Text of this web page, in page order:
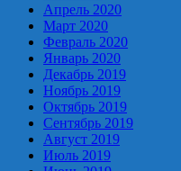
Апрель 2020
Март 2020
Февраль 2020
Январь 2020
Декабрь 2019
Ноябрь 2019
Октябрь 2019
Сентябрь 2019
Август 2019
Июль 2019